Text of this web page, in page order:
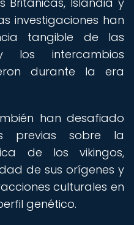
investigaciones han
tangible de las
los intercambios
durante la era
han desafiado
previas sobre la
de los vikingos,
de sus orígenes y
culturales en
genético.